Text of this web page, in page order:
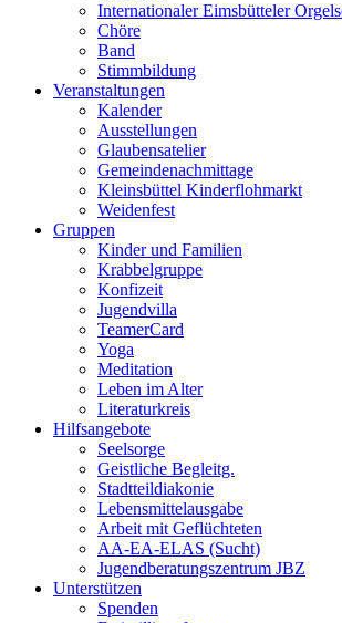
Internationaler Eimsbütteler
Chöre
Band
Stimmbildung
Veranstaltungen
Kalender
Ausstellungen
Glaubensatelier
Gemeindenachmittage
Kleinsbüttel Kinder­flohmarkt
Weidenfest
Gruppen
Kinder und Familien
Krabbelgruppe
Konfizeit
Jugendvilla
TeamerCard
Yoga
Meditation
Leben im Alter
Literaturkreis
Hilfsangebote
Seelsorge
Geistliche Begleitg.
Stadtteildiakonie
Lebensmittelausgabe
Arbeit mit Geflüchteten
AA-EA-ELAS (Sucht)
Jugendberatungs­zentrum JBZ
Unterstützen
Spenden